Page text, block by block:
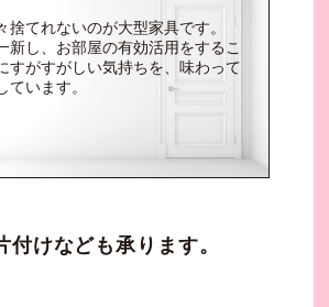
てれないのが大型家具です。
し、お部屋の有効活用をするこ
すがすがしい気持ちを、味わって
います。
けなども承ります。